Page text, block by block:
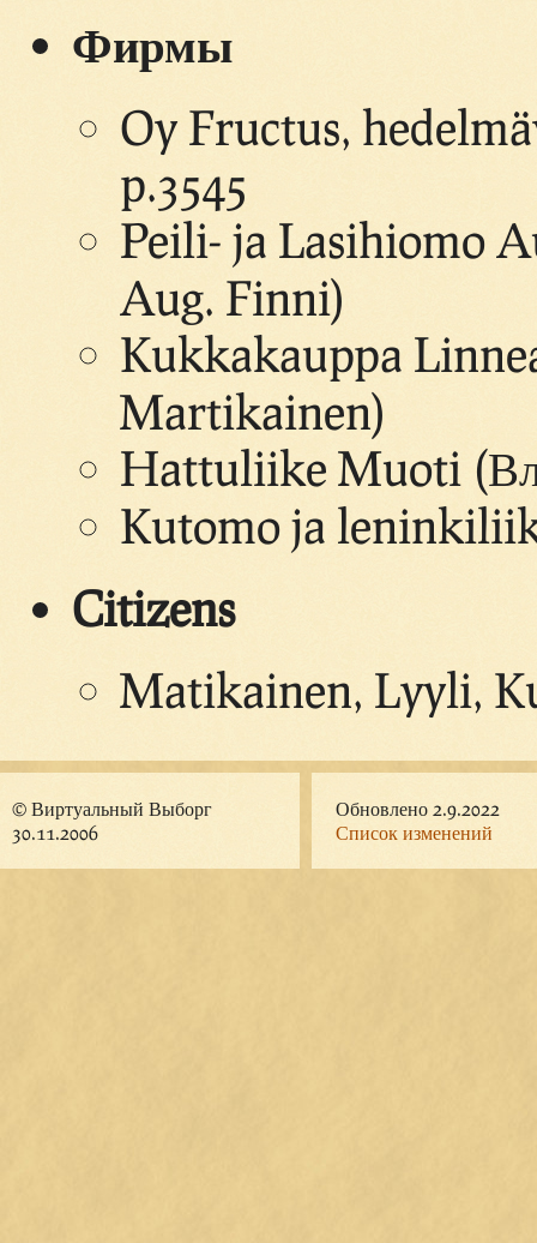
Фирмы
Oy Fructus,
p.3545
Peili- ja Lasihiomo
Aug. Finni)
Kukkakauppa
Martikainen)
Hattuliike Muoti
Kutomo ja
Citizens
Matikainen, Lyyli,
© Виртуальный Выборг
30.11.2006
Обновлено 2.9.2022
Список изменений